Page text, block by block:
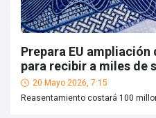
Prepara EU ampliación
para recibir a miles de
20 Mayo 2026, 7:15
Reasentamiento costará 100